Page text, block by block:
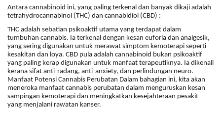
Antara cannabinoid ini, yang paling terkenal dan banyak dikaji adalah
tetrahydrocannabinol (THC) dan cannabidiol (CBD) :
THC adalah sebatian psikoaktif utama yang terdapat dalam
tumbuhan cannabis. Ia terkenal dengan kesan euforia dan analgesik,
yang sering digunakan untuk merawat simptom kemoterapi seperti
kesakitan dan loya. CBD pula adalah cannabinoid bukan psikoaktif
yang paling kerap digunakan untuk manfaat terapeutiknya. Ia dikenali
kerana sifat anti-radang, anti-anxiety, dan perlindungan neuro.
Manfaat Potensi Cannabis Perubatan Dalam bahagian ini, kita akan
meneroka manfaat cannabis perubatan dalam menguruskan kesan
sampingan kemoterapi dan meningkatkan kesejahteraan pesakit
yang menjalani rawatan kanser.